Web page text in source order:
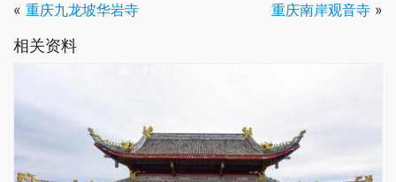
« 重庆九龙坡华岩寺 重庆南岸观音寺 »
相关资料